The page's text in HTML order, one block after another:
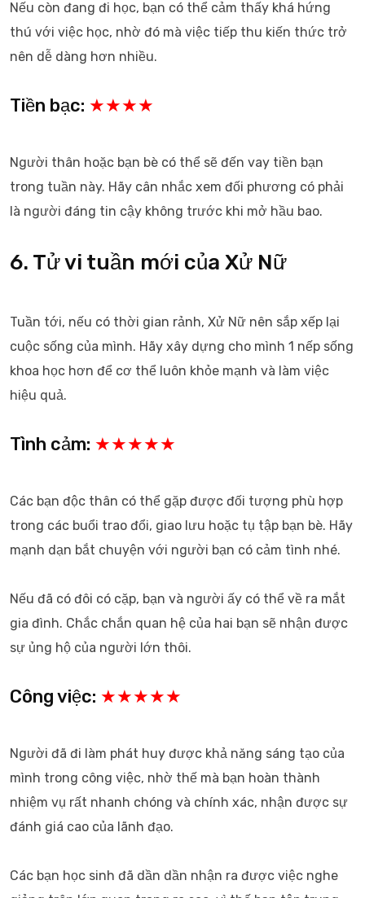
Nếu còn đang đi học, bạn có thể cảm thấy khá hứng
thú với việc học, nhờ đó mà việc tiếp thu kiến thức trở
nên dễ dàng hơn nhiều.
Tiền bạc: ★★★★
Người thân hoặc bạn bè có thể sẽ đến vay tiền bạn
trong tuần này. Hãy cân nhắc xem đối phương có phải
là người đáng tin cậy không trước khi mở hầu bao.
6. Tử vi tuần mới của Xử Nữ
Tuần tới, nếu có thời gian rảnh, Xử Nữ nên sắp xếp lại
cuộc sống của mình. Hãy xây dựng cho mình 1 nếp sống
khoa học hơn để cơ thể luôn khỏe mạnh và làm việc
hiệu quả.
Tình cảm: ★★★★★
Các bạn độc thân có thể gặp được đối tượng phù hợp
trong các buổi trao đổi, giao lưu hoặc tụ tập bạn bè. Hãy
mạnh dạn bắt chuyện với người bạn có cảm tình nhé.
Nếu đã có đôi có cặp, bạn và người ấy có thể về ra mắt
gia đình. Chắc chắn quan hệ của hai bạn sẽ nhận được
sự ủng hộ của người lớn thôi.
Công việc: ★★★★★
Người đã đi làm phát huy được khả năng sáng tạo của
mình trong công việc, nhờ thế mà bạn hoàn thành
nhiệm vụ rất nhanh chóng và chính xác, nhận được sự
đánh giá cao của lãnh đạo.
Các bạn học sinh đã dần dần nhận ra được việc nghe